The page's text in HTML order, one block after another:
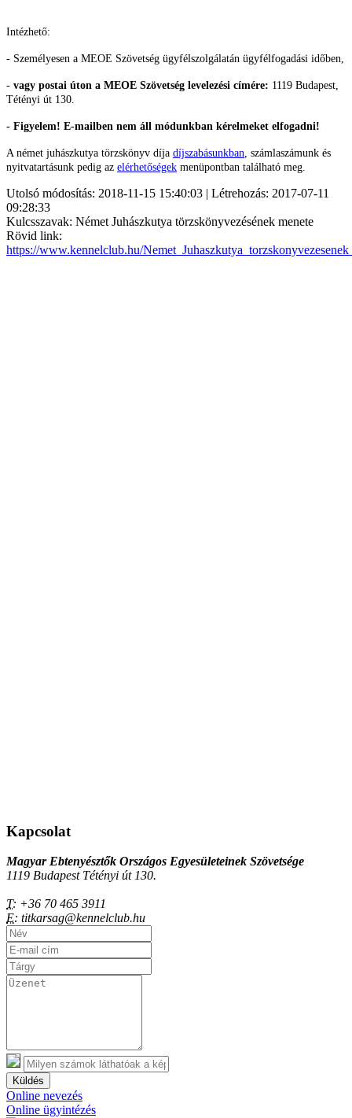
Intézhető:
- Személyesen a MEOE Szövetség ügyfélszolgálatán ügyfélfogadási időben,
- vagy postai úton a MEOE Szövetség levelezési címére: 1119 Budapest,
Tétényi út 130.
- Figyelem! E-mailben nem áll módunkban kérelmeket elfogadni!
A német juhászkutya törzskönyv díja díjszabásunkban , számlaszámunk és
nyitvatartásunk pedig az elérhetőségek menüpontban található meg.
Utolsó módosítás: 2018-11-15 15:40:03 | Létrehozás: 2017-07-11
09:28:33
Kulcsszavak: Német Juhászkutya törzskönyvezésének menete
Rövid link:
https://www.kennelclub.hu/
Kapcsolat
Magyar Ebtenyésztők Országos Egyesületeinek Szövetsége
1119 Budapest Tétényi út 130.
T: +36 70 465 3911
E: titkarsag@kennelclub.hu
Küldés
Online nevezés
Online ügyintézés